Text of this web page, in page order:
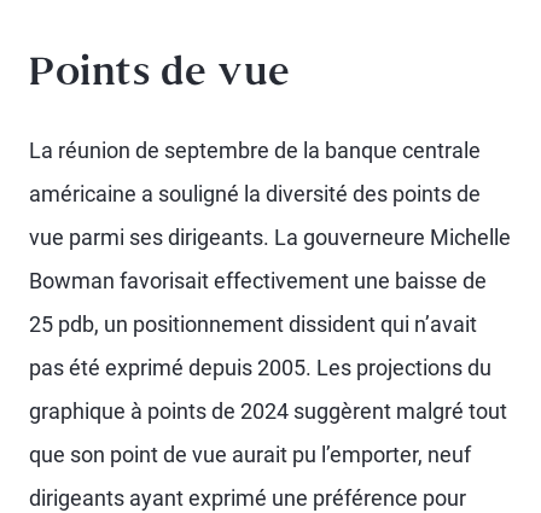
Points de vue
La réunion de septembre de la banque centrale
américaine a souligné la diversité des points de
vue parmi ses dirigeants. La gouverneure Michelle
Bowman favorisait effectivement une baisse de
25 pdb, un positionnement dissident qui n’avait
pas été exprimé depuis 2005. Les projections du
graphique à points de 2024 suggèrent malgré tout
que son point de vue aurait pu l’emporter, neuf
dirigeants ayant exprimé une préférence pour